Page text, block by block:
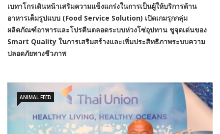
เบทาโกรเดินหน้าเสริมความแข็งแกร่งในการเป็นผู้ให้บริการด้าน
อาหารเต็มรูปแบบ (Food Service Solution) เปิดเกมรุกกลุ่ม
ผลิตภัณฑ์อาหารและโปรตีนตลอดระบบห่วงโซ่อุปทาน ชูจุดเด่นของ
Smart Quality ในการเสริมสร้างและเพิ่มประสิทธิภาพระบบความ
ปลอดภัยทางชีวภาพ
ANIMAL FEED